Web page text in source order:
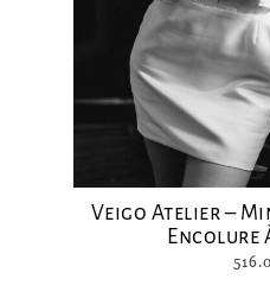
Veigo Atelier –
Encolure